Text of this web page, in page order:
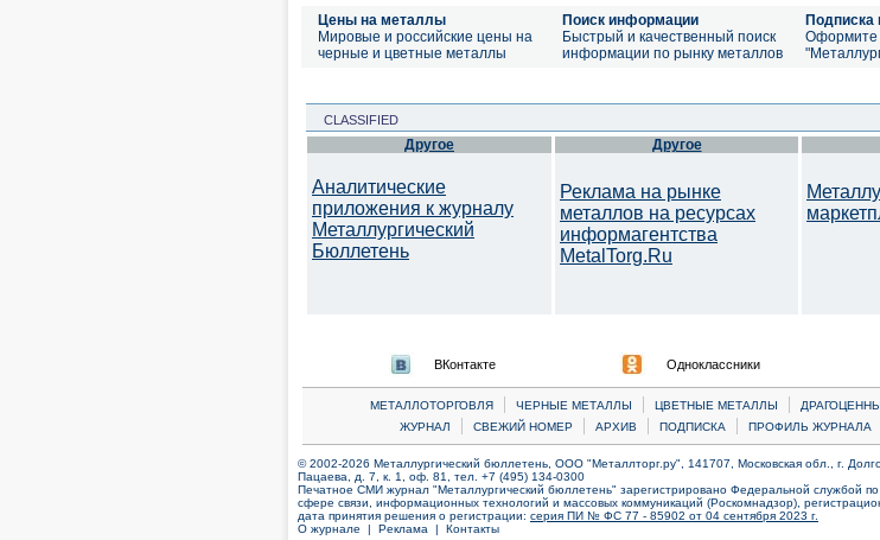
Цены на металлы
Мировые и российские цены на
черные и цветные металлы
Поиск информации
Быстрый и качественный поиск
информации по рынку металлов
Подписка
Оформите
CLASSIFIED
Другое
Аналитические
приложения к журналу
Металлургический
Бюллетень
Другое
Реклама на рынке
металлов на ресурсах
информагентства
MetalTorg.Ru
ВКонтакте Одноклассники
МЕТАЛЛОТОРГОВЛЯ | ЧЕРНЫЕ МЕТАЛЛЫ | ЦВЕТНЫЕ МЕТАЛЛЫ |
ЖУРНАЛ
| СВЕЖИЙ НОМЕР | АРХИВ | ПОДПИСКА | ПРОФИЛЬ ЖУРНАЛА
© 2002-2026 Металлургический бюллетень, ООО "Металлторг.ру", 141707, Московская обл., г.
Пацаева, д. 7, к. 1, оф. 81, тел. +7 (495) 134-0300
Печатное СМИ журнал "Металлургический бюллетень" зарегистрировано Федеральной службой по
сфере связи, информационных технологий и массовых коммуникаций (Роскомнадзор),
дата принятия решения о регистрации: серия ПИ № ФС 77 - 85902 от 04 сентября 2023 г.
О журнале | Реклама | Контакты